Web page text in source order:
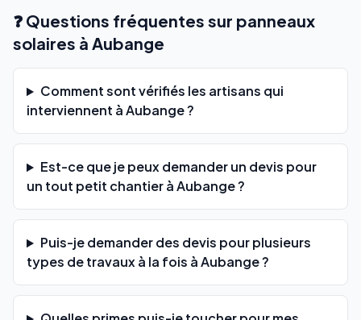
❓ Questions fréquentes sur panneaux
solaires à Aubange
Comment sont vérifiés les artisans qui
interviennent à Aubange ?
Est-ce que je peux demander un devis pour
un tout petit chantier à Aubange ?
Puis-je demander des devis pour plusieurs
types de travaux à la fois à Aubange ?